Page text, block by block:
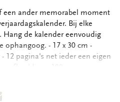
een ander memorabel moment
Bij elke
de kalender eenvoudig
ophangoog. - 17 x 30 cm -
12 pagina's net ieder een eigen
afbeelding - 100 grms
Deel